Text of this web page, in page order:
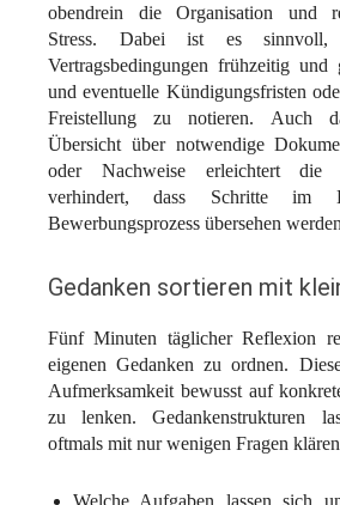
obendrein die Organisation und
Stress. Dabei ist es sinnvoll,
Vertragsbedingungen frühzeitig und
und eventuelle Kündigungsfristen
Freistellung zu notieren. Auch
Übersicht über notwendige
oder Nachweise erleichtert die
verhindert, dass Schritte im
Bewerbungsprozess übersehen
Gedanken sortieren mit
Fünf Minuten täglicher Reflexion
eigenen Gedanken zu ordnen.
Aufmerksamkeit bewusst auf
zu lenken. Gedankenstrukturen
oftmals mit nur wenigen Fragen
Welche Aufgaben lassen sich